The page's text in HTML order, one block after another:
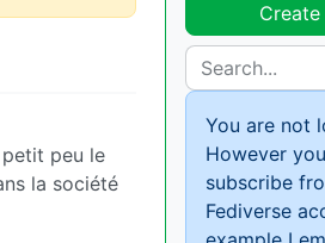
peu le
la société
You are not
However
subscribe
Fediverse